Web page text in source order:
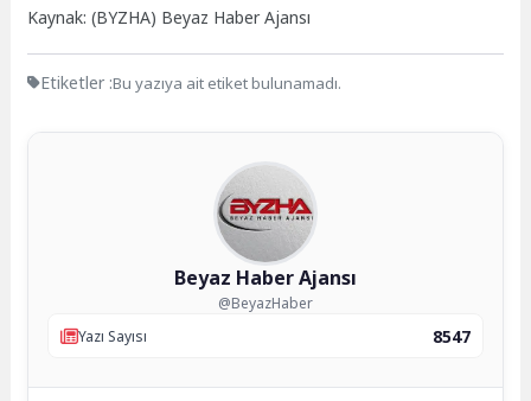
Kaynak: (BYZHA) Beyaz Haber Ajansı
Etiketler :Bu yazıya ait etiket bulunamadı.
Beyaz Haber Ajansı
@BeyazHaber
Yazı Sayısı
8547